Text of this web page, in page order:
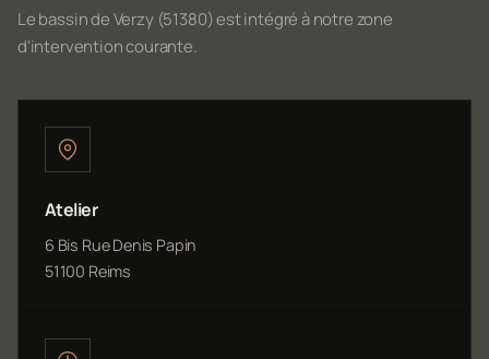
Le bassin de Verzy (51380) est intégré à notre zone
d'intervention courante.
Atelier
6 Bis Rue Denis Papin
51100 Reims